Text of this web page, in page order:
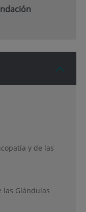
y de las
las Glándulas